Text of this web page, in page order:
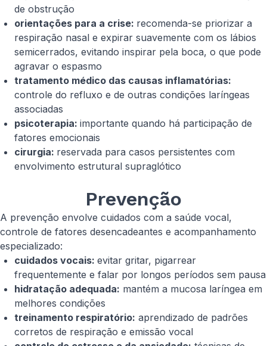
de obstrução
orientações para a crise: recomenda-se priorizar a
respiração nasal e expirar suavemente com os lábios
semicerrados, evitando inspirar pela boca, o que pode
agravar o espasmo
tratamento médico das causas inflamatórias:
controle do refluxo e de outras condições laríngeas
associadas
psicoterapia: importante quando há participação de
fatores emocionais
cirurgia: reservada para casos persistentes com
envolvimento estrutural supraglótico
Prevenção
A prevenção envolve cuidados com a saúde vocal,
controle de fatores desencadeantes e acompanhamento
especializado:
cuidados vocais: evitar gritar, pigarrear
frequentemente e falar por longos períodos sem pausa
hidratação adequada: mantém a mucosa laríngea em
melhores condições
treinamento respiratório: aprendizado de padrões
corretos de respiração e emissão vocal